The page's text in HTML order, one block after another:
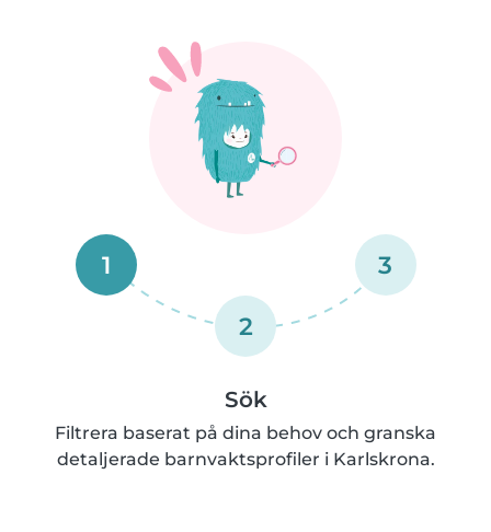
1
2
3
Sök
Filtrera baserat på dina behov och granska
detaljerade barnvaktsprofiler i Karlskrona.